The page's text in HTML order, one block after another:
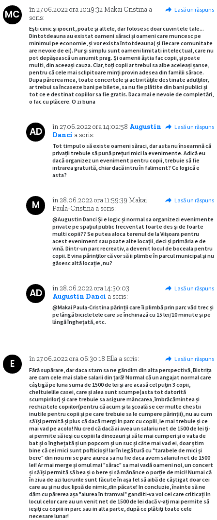
MC în27.06.2022ora10:19:32Makai Cristina a
scris:
Lasă un răspuns
Ești cinic și ipocrit, poate și altele, dar folosesc doar cuvintele tale...
Dintotdeauna au existat oameni săraci și oameni care muncesc pe
minimul pe economie, și vor exista întotdeauna( și fiecare comunitate
are nevoie de ei). Pur și simplu sunt oameni limitati intelectual, care nu
pot depășească un anumit prag. Și oamenii ăștia fac copii, și poate
multi, din aceeași cauza. Clar, toți copii ar trebui sa aibe aceleași șanse,
pentru că cele mai sclipitoare minți provin adesea din familii sărace.
Dupa părerea mea, toate concertele și activitățile destinate adulților,
ar trebui sa încaseze bani pe bilete, sa nu fie plătite din bani publici și
tot ce e destinat copiilor sa fie gratis. Daca mai e nevoie de completări,
o fac cu plăcere. O zi buna
AD în27.06.2022ora14:02:58 Augustin
Danci a scris:
Lasă un răspuns
Tot timpul o să existe oameni săraci, dar asta nu înseamnă că
privații trebuie să pună prețuri mici la evenimente. Adică eu
dacă organizez un eveniment pentru copii, trebuie să fie
intrarea gratuită, chiar dacă intru în faliment? Ce logică e
asta?
M în28.06.2022ora11:59:39 Makai
Paula-Cristina a scris:
Lasă un răspuns
@Augustin Danci Și e logic și normal sa organizezi evenimente
private pe spațiul public frecventat foarte des și de foarte
multi copii?? Se putea aloca terenul de la Viișoara pentru
acest eveniment sau poate alte locații, deci și primăria e de
vină. Dintr-un parc recreativ, a devenit locul de boceala pentru
copii. E vina părinților că vor să ii plimbe în parcul municipal și nu
găsesc altă locație, nu?
AD în28.06.2022ora14:30:03
Augustin Danci a scris:
Lasă un răspuns
@Makai Paula-Cristina părinții care îi plimbă prin parc văd trec și
pe lângă bicicletele care se închiriază cu 15 lei/10 minute și pe
lângă înghețată, etc.
E în27.06.2022ora 06:30:18 Ella a scris:
Lasă un răspuns
Fără supărare, dar daca stam sa ne gândim din alta perspectivă, Bistrița
are cam cele mai slabe salarii din țară! Normal că un angajat normal care
câștigă pe luna suma de 1500 de lei și are acasă cel puțin 3 copii,
cheltuielile casei, care și alea sunt scumpe(asta tot datorită
scumpirilor) și care trebuie sa asigure mâncarea, îmbrăcămintea și
rechizitele copiilor(pentru că acum și la școală se cer multe chestii
inutile pentru copii și pe care trebuie sa le cumpere părinții), nu au cum
să își permită și plus că dacă mergi in parc cu copiii, le mai trebuie și ce
mai vad pe acolo! Nu cred că dacă ai avea un salariu net de 1500 de lei ți-
ai permite să ieși cu copiii la dinozauri și să le mai cumperi și o vata de
bat și o înghețată și un popcorn și un suc și câte mai vad ei, doar știm
bine că cei mici sunt pofticioși! Iar în legătură cu "tarabele de mici și
bere" din nou mi se pare aiurea sa nu fie daca avem salariul net de 1500
lei! Ar mai merge și omul mai "sărac" sa mai vadă oameni noi, un concert
și să își permită să bea și o bere și să mănânce o porție de mici! Numai că
în ziua de azi lucrurile sunt făcute în așa fel să aibă de câștigat doar cei
care au și nu duc lipsă de nimic,din păcate! In concluzie, înainte să ne
dăm cu părerea așa "aiurea în tramvai" ganditi-va voi cei care criticați in
locul celor care au un venit net de 1500 de lei dacă v-ați mai permite să
ieșiți cu copiii in parc sau in alta parte, după ce plătiți toate cele
necesare lunar!